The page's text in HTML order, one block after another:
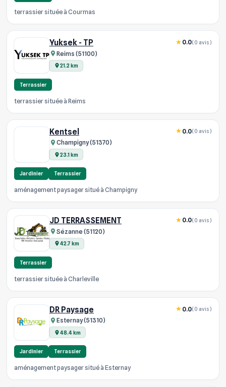
terrassier située à Courmas
Yuksek - TP
Reims (51100)
21.2 km
0.0(0 avis)
Terrassier
terrassier située à Reims
Kentsel
Champigny (51370)
23.1 km
0.0(0 avis)
Jardinier Terrassier
aménagement paysager situé à Champigny
JD TERRASSEMENT
Sézanne (51120)
42.7 km
0.0(0 avis)
Terrassier
terrassier située à Charleville
DR Paysage
Esternay (51310)
48.4 km
0.0(0 avis)
Jardinier Terrassier
aménagement paysager situé à Esternay